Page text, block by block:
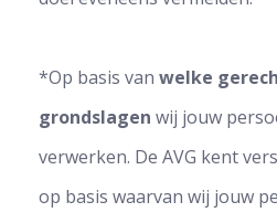
*Op basis van welke
grondslagen wij jouw
verwerken. De AVG kent
op basis waarvan wij jouw